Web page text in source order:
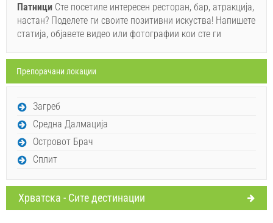
на "Испрати пребарување".
Патници Сте посетиле интересен ресторан, бар, атракција,
настан? Поделете ги своите позитивни искуства! Напишете
статија, објавете видео или фотографии кои сте ги
Препорачани локации
Загреб
Средна Далмација
Островот Брач
Сплит
Хрватска - Сите дестинации